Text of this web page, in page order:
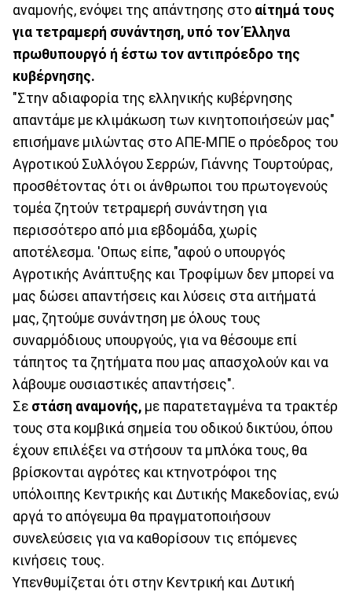
αναμονής, ενόψει της απάντησης στο αίτημά τους
για τετραμερή συνάντηση, υπό τον Έλληνα
πρωθυπουργό ή έστω τον αντιπρόεδρο της
κυβέρνησης.
"Στην αδιαφορία της ελληνικής κυβέρνησης
απαντάμε με κλιμάκωση των κινητοποιήσεών μας"
επισήμανε μιλώντας στο ΑΠΕ-ΜΠΕ ο πρόεδρος του
Αγροτικού Συλλόγου Σερρών, Γιάννης Τουρτούρας,
προσθέτοντας ότι οι άνθρωποι του πρωτογενούς
τομέα ζητούν τετραμερή συνάντηση για
περισσότερο από μια εβδομάδα, χωρίς
αποτέλεσμα. 'Οπως είπε, "αφού ο υπουργός
Αγροτικής Ανάπτυξης και Τροφίμων δεν μπορεί να
μας δώσει απαντήσεις και λύσεις στα αιτήματά
μας, ζητούμε συνάντηση με όλους τους
συναρμόδιους υπουργούς, για να θέσουμε επί
τάπητος τα ζητήματα που μας απασχολούν και να
λάβουμε ουσιαστικές απαντήσεις".
Σε στάση αναμονής, με παρατεταγμένα τα τρακτέρ
τους στα κομβικά σημεία του οδικού δικτύου, όπου
έχουν επιλέξει να στήσουν τα μπλόκα τους, θα
βρίσκονται αγρότες και κτηνοτρόφοι της
υπόλοιπης Κεντρικής και Δυτικής Μακεδονίας, ενώ
αργά το απόγευμα θα πραγματοποιήσουν
συνελεύσεις για να καθορίσουν τις επόμενες
κινήσεις τους.
Υπενθυμίζεται ότι στην Κεντρική και Δυτική